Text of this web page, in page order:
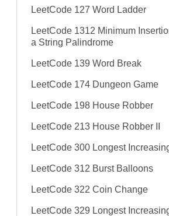
LeetCode 127 Word Ladder
LeetCode 1312 Minimum
a String Palindrome
LeetCode 139 Word Break
LeetCode 174 Dungeon Game
LeetCode 198 House Robber
LeetCode 213 House Robber II
LeetCode 300 Longest
LeetCode 312 Burst Balloons
LeetCode 322 Coin Change
LeetCode 329 Longest